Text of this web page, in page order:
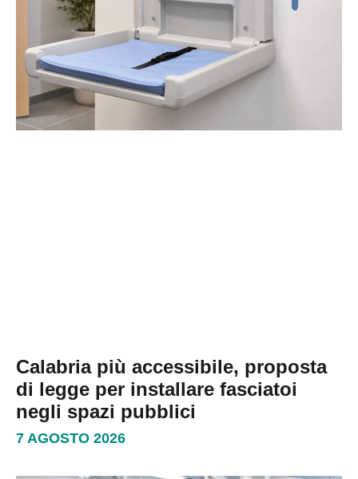
Calabria più accessibile, proposta
di legge per installare fasciatoi
negli spazi pubblici
7 AGOSTO 2026